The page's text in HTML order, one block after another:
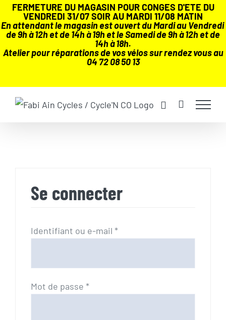
FERMETURE DU MAGASIN POUR CONGES D'ETE DU
VENDREDI 31/07 SOIR AU MARDI 11/08 MATIN
En attendant le magasin est ouvert du Mardi au Vendredi
de 9h à 12h et de 14h à 19h et le Samedi de 9h à 12h et de
14h à 18h.
Atelier pour réparations de vos vélos sur rendez vous au
04 72 08 50 13
Se connecter
Identifiant ou e-mail *Obligatoire
Mot de passe *Obligatoire